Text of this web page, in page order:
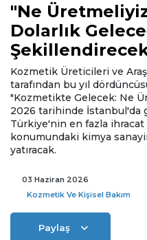
"Ne
Dolarlık
Kozmetik Üreticileri ve
tarafından bu yıl
"Kozmetikte Gelecek: Ne
2026 tarihinde İstanbul'da
Türkiye'nin en fazla
konumundaki kimya
yatıracak.
03 Haziran 2026
Kozmetik Ve Kişisel Bakım
Paylaş